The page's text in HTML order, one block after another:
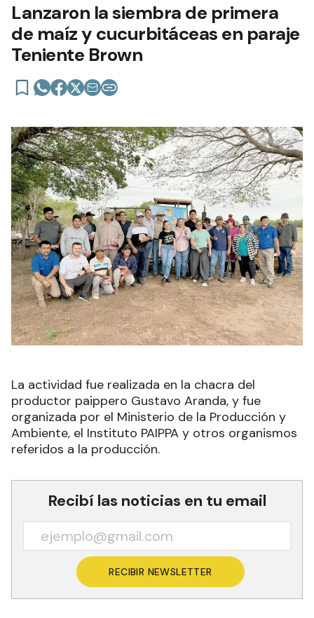
Lanzaron la siembra de primera
de maíz y cucurbitáceas en paraje
Teniente Brown
La actividad fue realizada en la chacra del
productor paippero Gustavo Aranda, y fue
organizada por el Ministerio de la Producción y
Ambiente, el Instituto PAIPPA y otros organismos
referidos a la producción.
Recibí las noticias en tu email
RECIBIR NEWSLETTER